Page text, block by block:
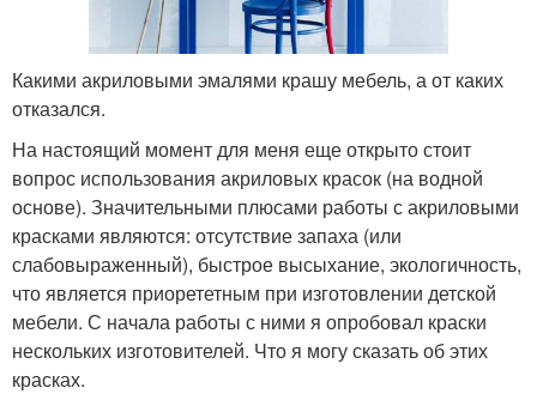
Какими акриловыми эмалями крашу мебель, а от каких
отказался.
На настоящий момент для меня еще открыто стоит
вопрос использования акриловых красок (на водной
основе). Значительными плюсами работы с акриловыми
красками являются: отсутствие запаха (или
слабовыраженный), быстрое высыхание, экологичность,
что является приорететным при изготовлении детской
мебели. С начала работы с ними я опробовал краски
нескольких изготовителей. Что я могу сказать об этих
красках.